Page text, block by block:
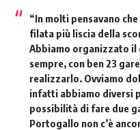
“In molti pensavano
filata più liscia della
Abbiamo organizzato
sempre, con ben 23
realizzarlo. Ovviamo
infatti abbiamo diversi
possibilità di fare due
Portogallo non c’è